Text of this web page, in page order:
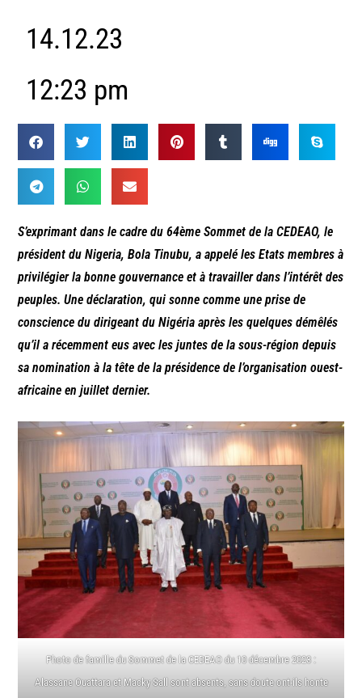
14.12.23
12:23 pm
S’exprimant dans le cadre du 64ème Sommet de la CEDEAO, le
président du Nigeria, Bola Tinubu, a appelé les Etats membres à
privilégier la bonne gouvernance et à travailler dans l’intérêt des
peuples. Une déclaration, qui sonne comme une prise de
conscience du dirigeant du Nigéria après les quelques démêlés
qu’il a récemment eus avec les juntes de la sous-région depuis
sa nomination à la tête de la présidence de l’organisation ouest-
africaine en juillet dernier.
Photo de famille du Sommet de la CEDEAO du 10 décembre 2023 :
Alassane Ouattara et Macky Sall sont absents, sans doute ont-ils honte